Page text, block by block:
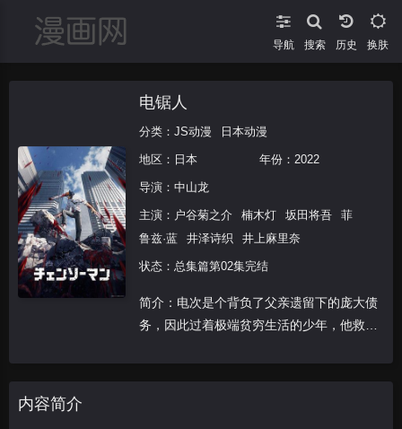
导航 搜索 换肤
电锯人
分类： JS动漫 日本动漫
地区： 日本 年份： 2022
导演： 中山龙
主演： 户谷菊之介 楠木灯 坂田将吾
菲
鲁兹·蓝
井泽诗织 井上麻里奈
状态：总集篇第02集完结
简介：电次是个背负了父亲遗留下的庞大债
务，因此过着极端贫穷生活的少年，他救了
内容简介